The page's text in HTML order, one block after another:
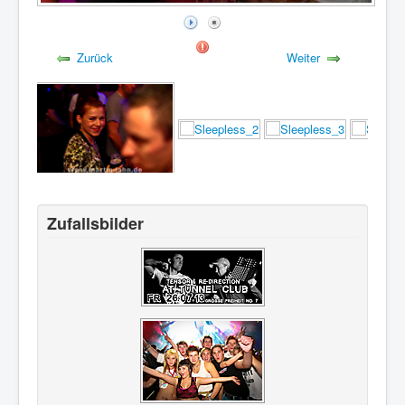
Zurück Weiter
Zufallsbilder